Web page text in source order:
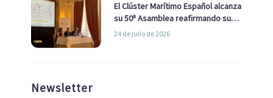
El Clúster Marítimo Español alcanza
su 50ª Asamblea reafirmando su
liderazgo en la Economía Azul
24 de julio de 2026
Newsletter